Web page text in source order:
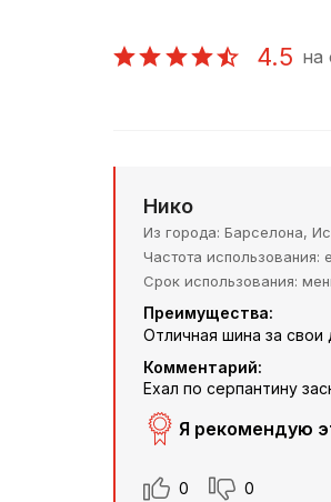
4.5 на
Нико
Из города Барселона,
Частота использования
Срок использования
Преимущества:
Отличная шина за свои
Комментарий:
Ехал по серпантину
Я рекомендую
0 0